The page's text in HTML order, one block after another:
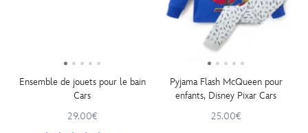
Ensemble de jouets pour le bain
Cars
29.00€
Pyjama Flash McQueen pour
enfants, Disney Pixar Cars
25.00€